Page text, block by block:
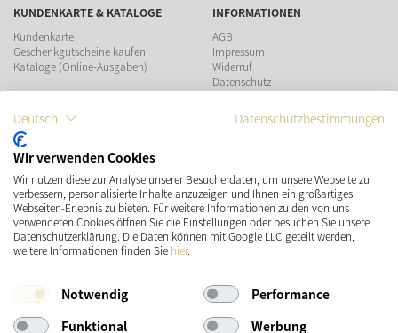
KUNDENKARTE & KATALOGE
Kundenkarte
Geschenkgutscheine kaufen
Kataloge (Online-Ausgaben)
INFORMATIONEN
AGB
Impressum
Widerruf
Datenschutz
ZAHLUNGSMÖGLICHKEITEN
VERSAND SOCIAL MEDIA
Deutsch Datenschutzbestimmungen
Wir verwenden Cookies
Wir nutzen diese zur Analyse unserer Besucherdaten, um unsere Webseite zu
verbessern, personalisierte Inhalte anzuzeigen und Ihnen ein großartiges
Webseiten-Erlebnis zu bieten. Für weitere Informationen zu den von uns
verwendeten Cookies öffnen Sie die Einstellungen oder besuchen Sie unsere
Datenschutzerklärung. Die Daten können mit Google LLC geteilt werden,
weitere Informationen finden Sie hier.
Notwendig
Performance
Funktional
Werbung